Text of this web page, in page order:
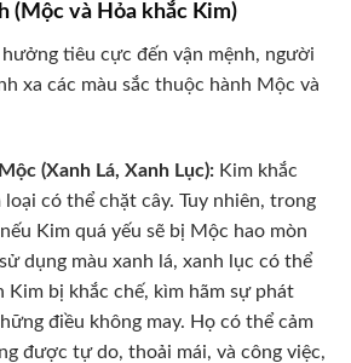
(Mộc và Hỏa khắc Kim)
tiêu cực đến vận mệnh, người
xa các màu sắc thuộc hành Mộc và
(Xanh Lá, Xanh Lục):Kim khắc
loại có thể chặt cây. Tuy nhiên, trong
Kim quá yếu sẽ bị Mộc hao mòn
dụng màu xanh lá, xanh lục có thể
Kim bị khắc chế, kìm hãm sự phát
điều không may. Họ có thể cảm
được tự do, thoải mái, và công việc,